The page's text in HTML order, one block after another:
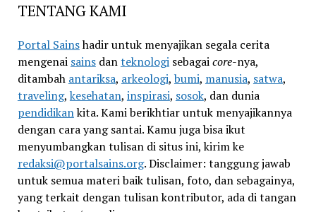
TENTANG KAMI
Portal Sainshadir untuk menyajikan segala cerita
mengenai sainsdanteknologisebagaicore-nya,
ditambah antariksa, arkeologi, bumi, manusia, satwa,
traveling, kesehatan, inspirasi, sosok, dan dunia
pendidikankita. Kami berikhtiar untuk menyajikannya
dengan cara yang santai. Kamu juga bisa ikut
menyumbangkan tulisan di situs ini, kirim ke
redaksi@portalsains.org. Disclaimer: tanggung jawab
untuk semua materi baik tulisan, foto, dan sebagainya,
yang terkait dengan tulisan kontributor, ada di tangan